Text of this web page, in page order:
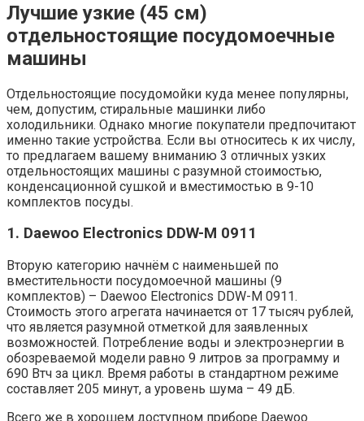
Лучшие узкие (45 см)
отдельностоящие посудомоечные
машины
Отдельностоящие посудомойки куда менее популярны,
чем, допустим, стиральные машинки либо
холодильники. Однако многие покупатели предпочитают
именно такие устройства. Если вы относитесь к их числу,
то предлагаем вашему вниманию 3 отличных узких
отдельностоящих машины с разумной стоимостью,
конденсационной сушкой и вместимостью в 9-10
комплектов посуды.
1. Daewoo Electronics DDW-M 0911
Вторую категорию начнём с наименьшей по
вместительности посудомоечной машины (9
комплектов) – Daewoo Electronics DDW-M 0911.
Стоимость этого агрегата начинается от 17 тысяч рублей,
что является разумной отметкой для заявленных
возможностей. Потребление воды и электроэнергии в
обозреваемой модели равно 9 литров за программу и
690 Втч за цикл. Время работы в стандартном режиме
составляет 205 минут, а уровень шума – 49 дБ.
Всего же в хорошем доступном приборе Daewoo